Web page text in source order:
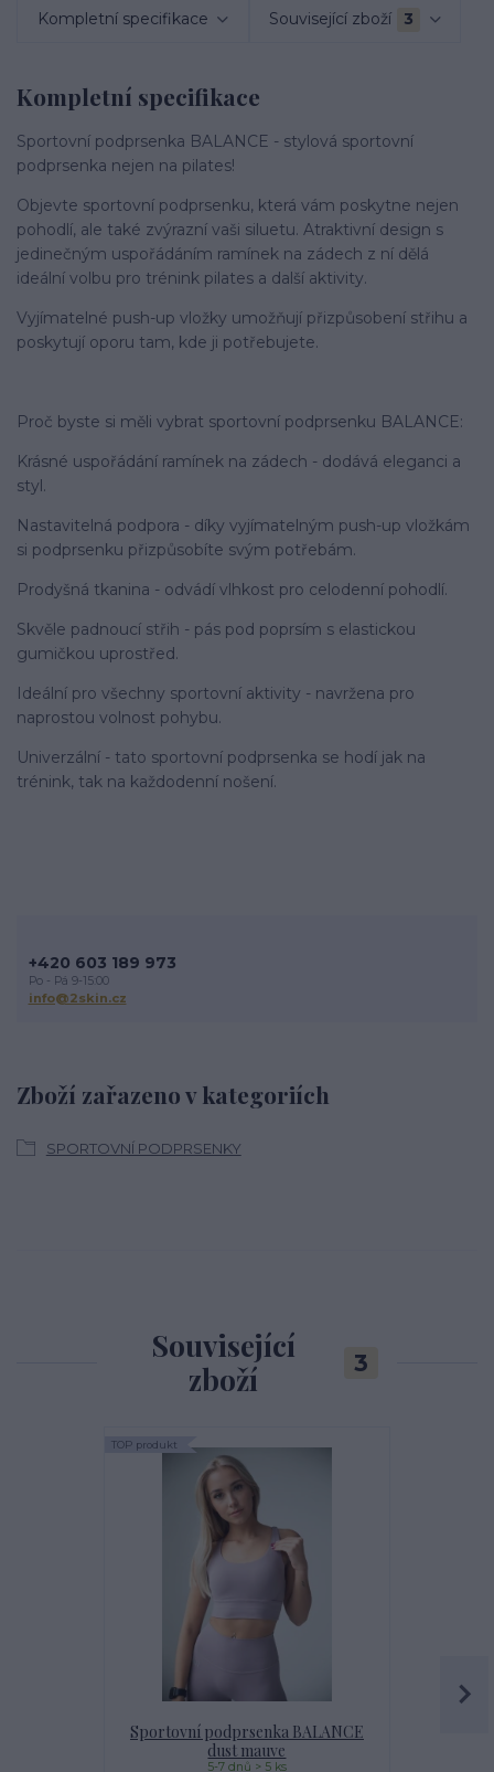
Kompletní specifikace Související zboží 3
Kompletní specifikace
Sportovní podprsenka BALANCE - stylová sportovní
podprsenka nejen na pilates!
Objevte sportovní podprsenku, která vám poskytne nejen
pohodlí, ale také zvýrazní vaši siluetu. Atraktivní design s
jedinečným uspořádáním ramínek na zádech z ní dělá
ideální volbu pro trénink pilates a další aktivity.
Vyjímatelné push-up vložky umožňují přizpůsobení střihu a
poskytují oporu tam, kde ji potřebujete.
Proč byste si měli vybrat sportovní podprsenku BALANCE:
Krásné uspořádání ramínek na zádech - dodává eleganci a
styl.
Nastavitelná podpora - díky vyjímatelným push-up vložkám
si podprsenku přizpůsobíte svým potřebám.
Prodyšná tkanina - odvádí vlhkost pro celodenní pohodlí.
Skvěle padnoucí střih - pás pod poprsím s elastickou
gumičkou uprostřed.
Ideální pro všechny sportovní aktivity - navržena pro
naprostou volnost pohybu.
Univerzální - tato sportovní podprsenka se hodí jak na
trénink, tak na každodenní nošení.
Zboží zařazeno v kategoriích
SPORTOVNÍ PODPRSENKY
+420 603 189 973
Po - Pá 9-15:00
info@2skin.cz
Související
zboží
3
TOP produkt
Sportovní podprsenka BALANCE
dust mauve
5-7 dnů > 5 ks